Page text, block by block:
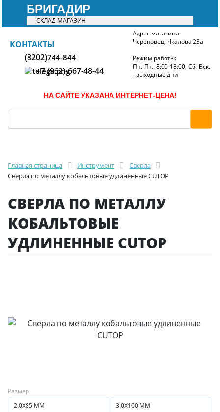
БРИГАДИР
СКЛАД-МАГАЗИН
БРИГАДИР
КОНТАКТЫ
(8202)744-844
+7 (962)-667-48-44
Адрес магазина:
Череповец, Чкалова 23а
Режим работы:
Пн.-Пт.: 8:00-18:00, Сб.-Вск.
- выходные дни
НА САЙТЕ УКАЗАНА ИНТЕРНЕТ-ЦЕНА!
Главная страница Инструмент
Сверла
Сверла по металлу кобальтовые удлиненные CUTOP
СВЕРЛА ПО МЕТАЛЛУ
КОБАЛЬТОВЫЕ
УДЛИНЕННЫЕ CUTOP
Размер
2.0Х85 ММ
3.0Х100 ММ